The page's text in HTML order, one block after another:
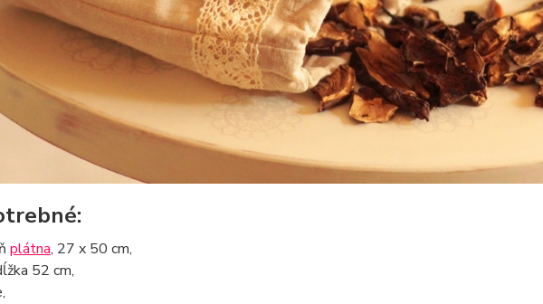
plátna, 27 x 50 cm,
52 cm,